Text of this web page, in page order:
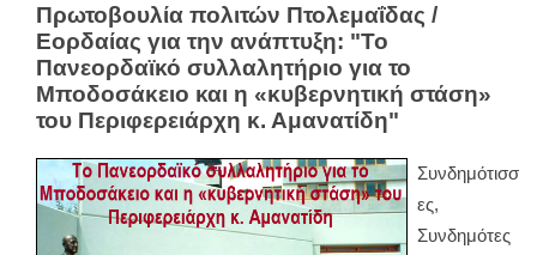
Πρωτοβουλία πολιτών Πτολεμαΐδας /
Εορδαίας για την ανάπτυξη: "Το
Πανεορδαϊκό συλλαλητήριο για το
Μποδοσάκειο και η «κυβερνητική στάση»
του Περιφερειάρχη κ. Αμανατίδη"
Συνδημότισσ
ες,
Συνδημότες